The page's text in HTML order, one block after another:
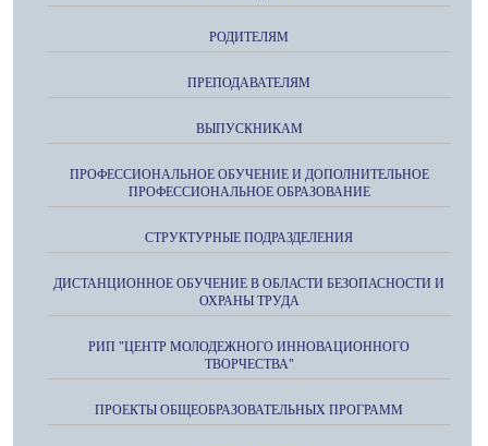
РОДИТЕЛЯМ
ПРЕПОДАВАТЕЛЯМ
ВЫПУСКНИКАМ
ПРОФЕССИОНАЛЬНОЕ ОБУЧЕНИЕ И ДОПОЛНИТЕЛЬНОЕ
ПРОФЕССИОНАЛЬНОЕ ОБРАЗОВАНИЕ
СТРУКТУРНЫЕ ПОДРАЗДЕЛЕНИЯ
ДИСТАНЦИОННОЕ ОБУЧЕНИЕ В ОБЛАСТИ БЕЗОПАСНОСТИ И
ОХРАНЫ ТРУДА
РИП "ЦЕНТР МОЛОДЕЖНОГО ИННОВАЦИОННОГО
ТВОРЧЕСТВА"
ПРОЕКТЫ ОБЩЕОБРАЗОВАТЕЛЬНЫХ ПРОГРАММ